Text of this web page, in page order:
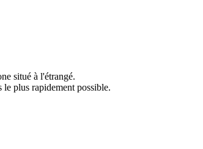
situé à l'étrangé.
le plus rapidement possible.